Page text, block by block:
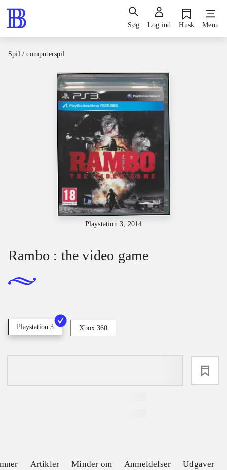
Søg Log ind Husk Menu
Spil / computerspil
Playstation 3, 2014
Rambo : the video game
Playstation 3 Xbox 360
Artikler Minder om Anmeldelser Udgaver